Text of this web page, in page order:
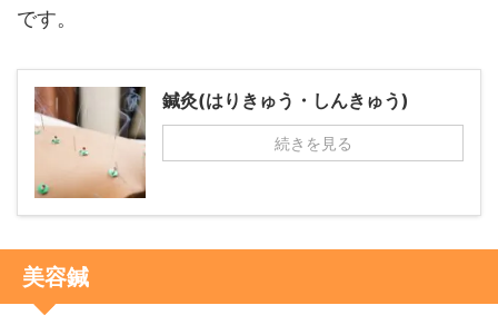
です。
鍼灸(はりきゅう・しんきゅう)
続きを見る
美容鍼